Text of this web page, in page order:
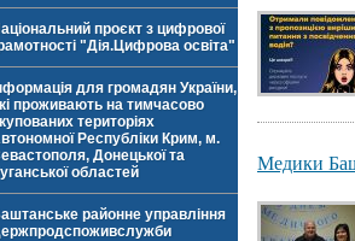
проєкт з цифрової
"Дія.Цифрова освіта"
для громадян України,
проживають на тимчасово
територіях
Республіки Крим, м.
Донецької та
областей
районне управління
Медики